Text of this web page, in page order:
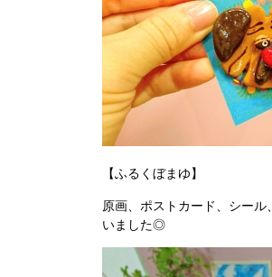
【ふるくぼまゆ】
原画、ポストカード、シー
いました◎